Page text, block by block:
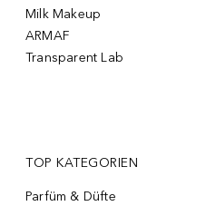
Milk Makeup
ARMAF
Transparent Lab
TOP KATEGORIEN
Parfüm & Düfte